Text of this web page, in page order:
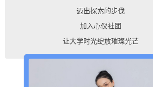
迈出探索的步伐
加入心仪社团
让大学时光绽放璀璨光芒